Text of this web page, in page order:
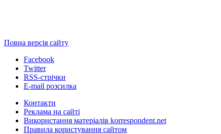
Повна версія сайту
Facebook
Twitter
RSS-стрічки
E-mail розсилка
Контакти
Реклама на сайті
Використання матеріалів korrespondent.net
Правила користування сайтом